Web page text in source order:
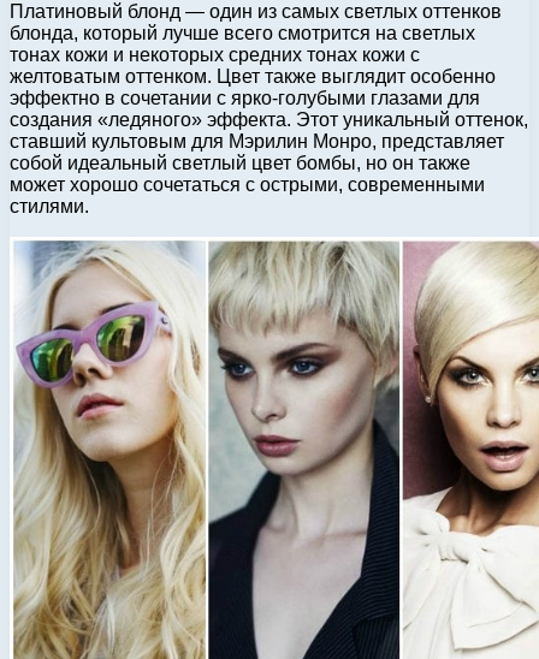
Платиновый блонд — один из самых светлых оттенков
блонда, который лучше всего смотрится на светлых
тонах кожи и некоторых средних тонах кожи с
желтоватым оттенком. Цвет также выглядит особенно
эффектно в сочетании с ярко-голубыми глазами для
создания «ледяного» эффекта. Этот уникальный оттенок,
ставший культовым для Мэрилин Монро, представляет
собой идеальный светлый цвет бомбы, но он также
может хорошо сочетаться с острыми, современными
стилями.